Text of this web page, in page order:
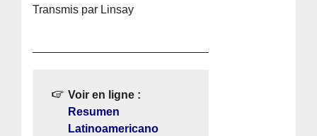
Transmis par Linsay
Voir en ligne :
Resumen
Latinoamericano